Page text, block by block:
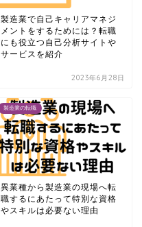
製造業で自己キャリアマネジ
メントをするためには？転職
にも役立つ自己分析サイトや
サービスを紹介
2023年6月28日
製造業の転職
異業種から製造業の現場へ転
職するにあたって特別な資格
やスキルは必要ない理由